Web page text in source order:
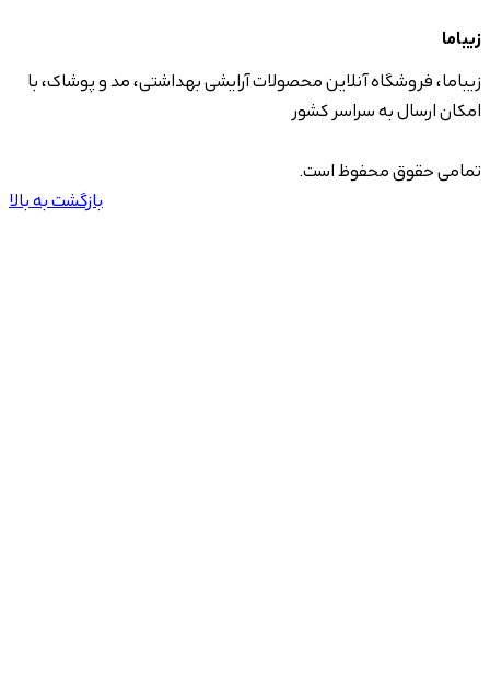
زیباما
زیباما، فروشگاه آنلاین محصولات آرایشی بهداشتی، مد و پوشاک، با
امکان ارسال به سراسر کشور
تمامی حقوق محفوظ است.
بازگشت به بالا